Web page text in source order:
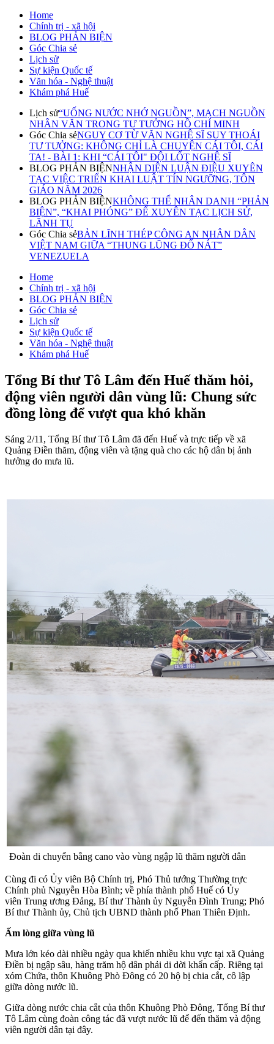
Home
Chính trị - xã hội
BLOG PHẢN BIỆN
Góc Chia sẻ
Lịch sử
Sự kiện Quốc tế
Văn hóa - Nghệ thuật
Khám phá Huế
Lịch sử“UỐNG NƯỚC NHỚ NGUỒN”, MẠCH NGUỒN
NHÂN VĂN TRONG TƯ TƯỞNG HỒ CHÍ MINH
Góc Chia sẻNGUY CƠ TỪ VĂN NGHỆ SĨ SUY THOÁI
TƯ TƯỞNG: KHÔNG CHỈ LÀ CHUYỆN CÁI TÔI, CÁI
TA! - BÀI 1: KHI “CÁI TÔI" ĐỘI LỐT NGHỆ SĨ
BLOG PHẢN BIỆNNHẬN DIỆN LUẬN ĐIỆU XUYÊN
TẠC VIỆC TRIỂN KHAI LUẬT TÍN NGƯỠNG, TÔN
GIÁO NĂM 2026
BLOG PHẢN BIỆNKHÔNG THỂ NHÂN DANH “PHẢN
BIỆN”, “KHAI PHÓNG” ĐỂ XUYÊN TẠC LỊCH SỬ,
LÃNH TỤ
Góc Chia sẻBẢN LĨNH THÉP CÔNG AN NHÂN DÂN
VIỆT NAM GIỮA “THUNG LŨNG ĐỔ NÁT”
VENEZUELA
Home
Chính trị - xã hội
BLOG PHẢN BIỆN
Góc Chia sẻ
Lịch sử
Sự kiện Quốc tế
Văn hóa - Nghệ thuật
Khám phá Huế
Tổng Bí thư Tô Lâm đến Huế thăm hỏi,
động viên người dân vùng lũ:​ Chung sức
đồng lòng để vượt qua khó khăn
Sáng 2/11, Tổng Bí thư Tô Lâm đã đến Huế và trực tiếp về xã
Quảng Điền thăm, động viên và tặng quà cho các hộ dân bị ảnh
hưởng do mưa lũ.
Đoàn di chuyển bằng cano vào vùng ngập lũ thăm người dân
Cùng đi có Ủy viên Bộ Chính trị, Phó Thủ tướng Thường trực
Chính phủ Nguyễn Hòa Bình; về phía thành phố Huế có Ủy
viên Trung ương Đảng, Bí thư Thành ủy Nguyễn Đình Trung; Phó
Bí thư Thành ủy, Chủ tịch UBND thành phố Phan Thiên Định.
Ấm lòng giữa vùng lũ
Mưa lớn kéo dài nhiều ngày qua khiến nhiều khu vực tại xã Quảng
Điền bị ngập sâu, hàng trăm hộ dân phải di dời khẩn cấp. Riêng tại
xóm Chứa, thôn Khuông Phò Đông có 20 hộ bị chia cắt, cô lập
giữa dòng nước lũ.
Giữa dòng nước chia cắt của thôn Khuông Phò Đông, Tổng Bí thư
Tô Lâm cùng đoàn công tác đã vượt nước lũ để đến thăm và động
viên người dân tại đây.